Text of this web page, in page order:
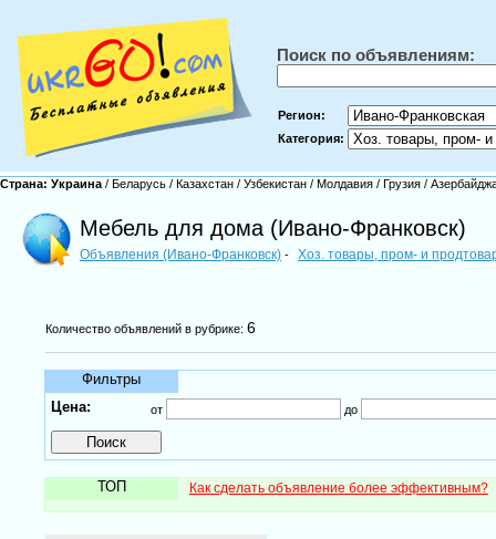
Поиск по объявлениям:
Регион:
Категория:
Страна: Украина / Беларусь / Казахстан / Узбекистан / Молдавия / Грузия /
Мебель для дома (Ивано-Франковск)
Объявления (Ивано-Франковск) - Хоз. товары, пром- и
Количество объявлений в рубрике: 6
Фильтры
Цена:
от до
ТОП Как сделать объявление более эффективным?